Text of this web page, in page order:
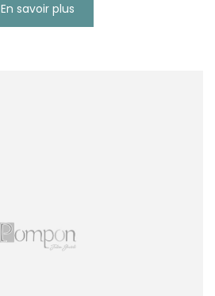
En savoir plus